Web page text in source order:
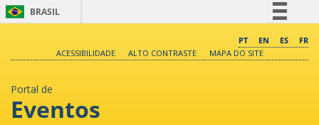
BRASIL
Comunica BR
PT EN ES
FR
ACESSIBILIDADE
ALTO CONTRASTE MAPA DO SITE
Portal de
Eventos